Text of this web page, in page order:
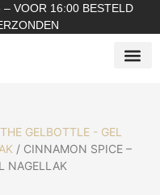
– VOOR 16:00 BESTELD
THE GELBOTTLE - GEL
/ CINNAMON SPICE –
NAGELLAK